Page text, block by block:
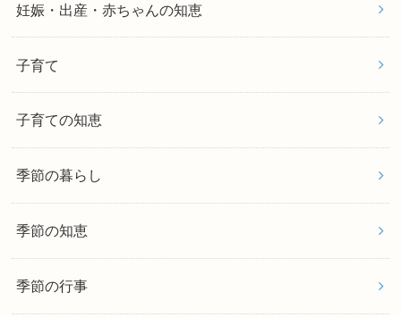
妊娠・出産・赤ちゃんの知恵
子育て
子育ての知恵
季節の暮らし
季節の知恵
季節の行事